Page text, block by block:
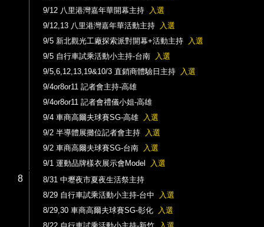
9/12 八里港灣嘉年華開幕主持
入選
9/12,13 八里港灣嘉年華活動主持
入選
9/5 新北觀光工廠探索派對開幕+活動主持
入選
9/5 自行車試乘活動小主持-台南
入選
9/5,6,12,13,19&10/3 直銷商體驗日主持
入選
9/4or8or11 記者會主持-高雄
9/4or8or11 記者會禮儀小姐-高雄
9/4 車商高爾夫球賽SG-高雄
入選
9/2 半導體展攤位記者會主持
入選
9/2 車商高爾夫球賽SG-台南
入選
9/1 運動品牌樣衣展示會Model
入選
8
8/31 中壢夜市夏夜生活祭主持
8/29 自行車試乘活動小主持-台中
入選
8/29,30 車商高爾夫球賽SG-彰化
入選